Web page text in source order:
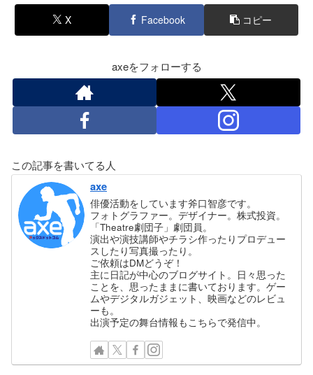
X Facebook コピー
axeをフォローする
この記事を書いてる人
axe
俳優活動をしています斧口智彦です。
フォトグラファー。デザイナー。株式投資。
「Theatre劇団子」劇団員。
演出や演技講師やチラシ作ったりプロデュー
スしたり写真撮ったり。
ご依頼はDMどうぞ！
主に日記が中心のブログサイト。日々思った
ことを、思ったままに書いております。ゲー
ムやデジタルガジェット、映画などのレビュ
ーも。
出演予定の舞台情報もこちらで発信中。